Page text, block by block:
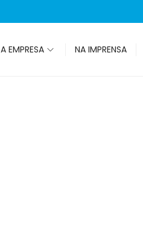
A EMPRESA NA IMPRENSA